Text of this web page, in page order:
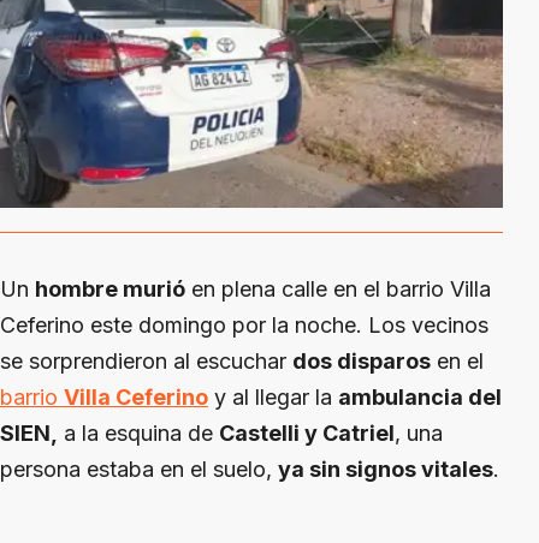
Un hombre murió en plena calle en el barrio Villa
Ceferino este domingo por la noche. Los vecinos
se sorprendieron al escuchar dos disparos en el
barrio Villa Ceferino y al llegar la ambulancia del
SIEN, a la esquina de Castelli y Catriel, una
persona estaba en el suelo, ya sin signos vitales.